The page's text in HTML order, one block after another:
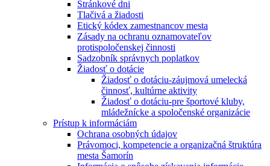
Stránkové dni
Tlačivá a žiadosti
Etický kódex zamestnancov mesta
Zásady na ochranu oznamovateľov
protispoločenskej činnosti
Sadzobník správnych poplatkov
Žiadosť o dotácie
Žiadosť o dotáciu-záujmová umelecká
činnosť, kultúrne aktivity
Žiadosť o dotáciu-pre športové kluby,
mládežnícke a spoločenské organizácie
Prístup k informáciám
Ochrana osobných údajov
Právomoci, kompetencie a organizačná štruktúra
mesta Šamorín